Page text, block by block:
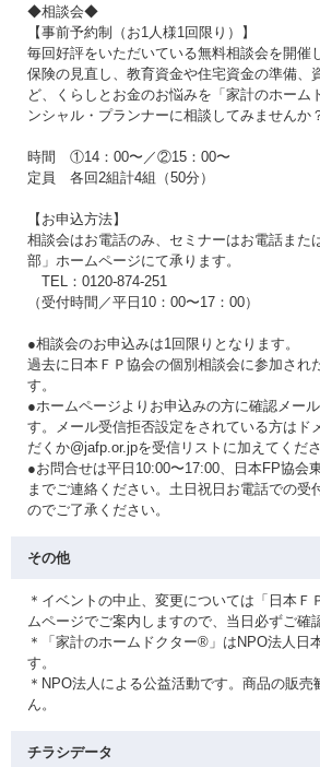
◆相談会◆
【事前予約制（お1人様1回限り）】
毎回好評をいただいている無料相談会を開催
保険の見直し、教育資金や住宅資金の準備、
ど、くらしとお金のお悩みを「家計のホーム
ンシャル・プランナーに相談してみませんか
時間 ①14：00〜／②15：00〜
定員 各回2組計4組（50分）
【お申込方法】
相談会はお電話のみ、セミナーはお電話また
部」ホームページにて承ります。
TEL：0120-874-251
（受付時間／平日10：00〜17：00）
●相談会のお申込みは1回限りとなります。
過去に日本ＦＰ協会の個別相談会に参加され
す。
●ホームページよりお申込みの方に確認メー
す。メール受信拒否設定をされている方はド
だくか@jafp.or.jpを受信リストに加えてくださ
●お問合せは平日10:00〜17:00、日本FP協会
までご連絡ください。土日祝日お電話での受
のでご了承ください。
その他
＊イベントの中止、変更については「日本Ｆ
ムページでご案内しますので、当日必ずご確
＊「家計のホームドクター®」はNPO法人日
す。
＊NPO法人による公益活動です。商品の販
ん。
チラシデータ